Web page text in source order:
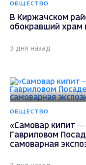
ОБЩЕСТВО
В Киржачском
обокравший храм
3 дня назад
ОБЩЕСТВО
«Самовар кипит —
Гавриловом
самоварная